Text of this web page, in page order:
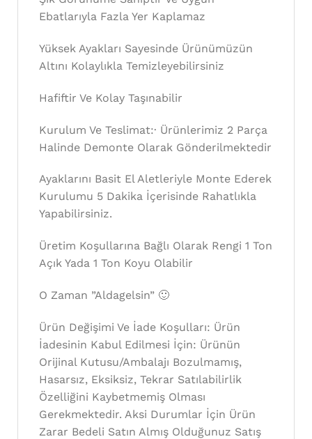
Ebatlarıyla Fazla Yer Kaplamaz
Yüksek Ayakları Sayesinde Ürünümüzün
Altını Kolaylıkla Temizleyebilirsiniz
Hafiftir Ve Kolay Taşınabilir
Kurulum Ve Teslimat:· Ürünlerimiz 2 Parça
Halinde Demonte Olarak Gönderilmektedir
Ayaklarını Basit El Aletleriyle Monte Ederek
Kurulumu 5 Dakika İçerisinde Rahatlıkla
Yapabilirsiniz.
Üretim Koşullarına Bağlı Olarak Rengi 1 Ton
Açık Yada 1 Ton Koyu Olabilir
O Zaman ”Aldagelsin” 🙂
Ürün Değişimi Ve İade Koşulları: Ürün
İadesinin Kabul Edilmesi İçin: Ürünün
Orijinal Kutusu/Ambalajı Bozulmamış,
Hasarsız, Eksiksiz, Tekrar Satılabilirlik
Özelliğini Kaybetmemiş Olması
Gerekmektedir. Aksi Durumlar İçin Ürün
Zarar Bedeli Satın Almış Olduğunuz Satış